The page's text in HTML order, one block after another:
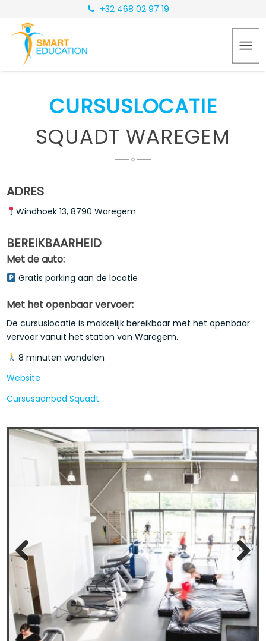
+32 468 02 97 19
CURSUSLOCATIE
SQUADT WAREGEM
ADRES
Windhoek 13, 8790 Waregem
BEREIKBAARHEID
Met de auto:
Gratis parking aan de locatie
Met het openbaar vervoer:
De cursuslocatie is makkelijk bereikbaar met het openbaar
vervoer vanuit het station van Waregem.
8 minuten wandelen
Website
Cursusaanbod Squadt
Previous Next